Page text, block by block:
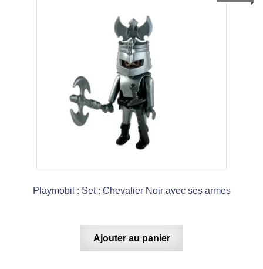
Playmobil : Set : Chevalier Noir avec ses armes
Ajouter au panier